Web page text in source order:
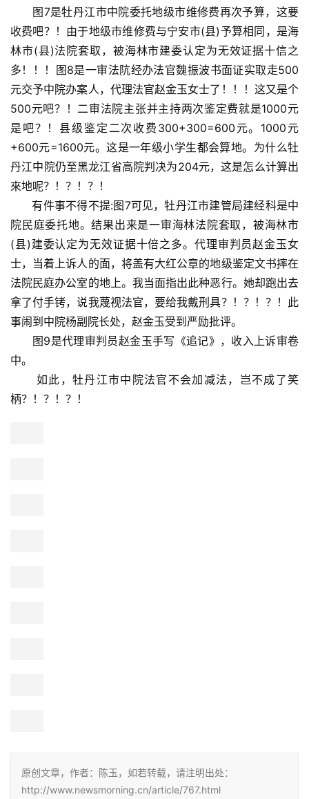
图7是牡丹江市中院委托地级市维修费再次予算，这要
收费吧？！由于地级市维修费与宁安市(县)予算相同，是海
林市(县)法院套取，被海林市建委认定为无效证据十信之
多！！！图8是一审法阬经办法官魏振波书面证实取走500
元交予中院办案人，代理法官赵金玉女士了！！！这又是个
500元吧？！二审法院主张并主持两次鉴定费就是1000元
是吧？！县级鉴定二次收费300+300=600元。1000元
+600元=1600元。这是一年级小学生都会算地。为什么牡
丹江中院仍至黑龙江省高院判决为204元，这是怎么计算出
來地呢？！？！？！
有件事不得不提:图7可见，牡丹江市建管局建经科是中
院民庭委托地。结果出来是一审海林法院套取，被海林市
(县)建委认定为无效证据十倍之多。代理审判员赵金玉女
士，当着上诉人的面，将盖有大红公章的地级鉴定文书摔在
法院民庭办公室的地上。我当面指出此种恶行。她却跑出去
拿了付手铐，说我蔑视法官，要给我戴刑具？！？！？！此
事闹到中院杨副院长处，赵金玉受到严励批评。
图9是代理审判员赵金玉手写《追记》，收入上诉审卷
中。
如此，牡丹江市中院法官不会加减法，岂不成了笑
柄？！？！？！
原创文章，作者：陈玉，如若转载，请注明出处：
http://www.newsmorning.cn/article/767.html